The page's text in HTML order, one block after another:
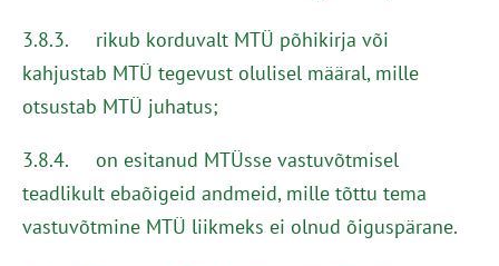
3.8.3. rikub korduvalt MTÜ põhikirja või
kahjustab MTÜ tegevust olulisel määral, mille
otsustab MTÜ juhatus;
3.8.4. on esitanud MTÜsse vastuvõtmisel
teadlikult ebaõigeid andmeid, mille tõttu tema
vastuvõtmine MTÜ liikmeks ei olnud õiguspärane.